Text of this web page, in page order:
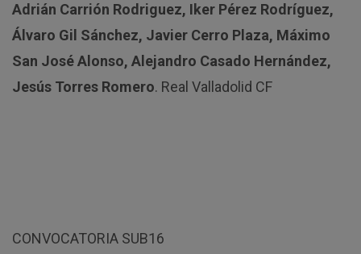
Adrián Carrión Rodriguez, Iker Pérez Rodríguez,
Álvaro Gil Sánchez, Javier Cerro Plaza, Máximo
San José Alonso, Alejandro Casado Hernández,
Jesús Torres Romero. Real Valladolid CF
CONVOCATORIA SUB16